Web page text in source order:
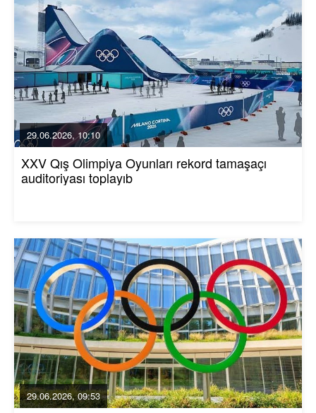
29.06.2026, 10:10
XXV Qış Olimpiya Oyunları rekord tamaşaçı
auditoriyası toplayıb
29.06.2026, 09:53